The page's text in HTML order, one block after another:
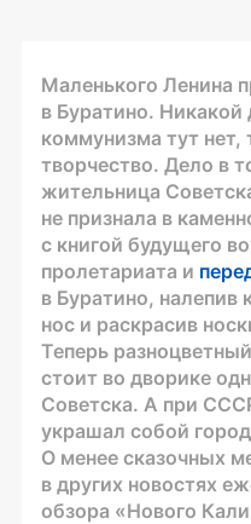
Маленького Ленина
в Буратино. Никакой
коммунизма тут нет,
творчество. Дело в
жительница
не признала в
с книгой будущего
пролетариата и
в Буратино, налепив
нос и раскрасив
Теперь
стоит во дворике
Советска. А при
украшал собой
О менее сказочных
в других новостях
обзора «Нового